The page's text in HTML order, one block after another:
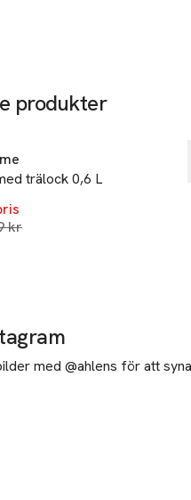
produkter
trälock 0,6 L
pris 30 dagar
kr
med @ahlens för att